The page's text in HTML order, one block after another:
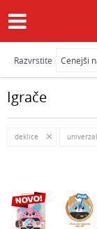
Igrače
Razvrstite
deklice